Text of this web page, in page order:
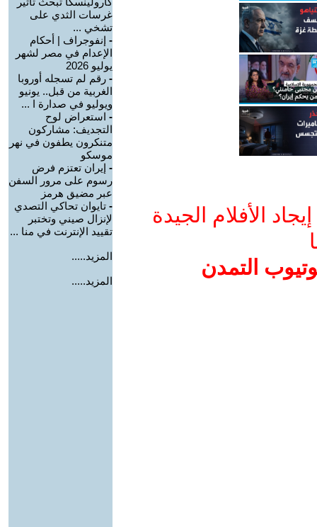
الأفلام الجيدة
التمدن
غرسات الثدي على
تشخي ...
- إنفوجراف | أحكام
الإعدام في مصر لشهر
يوليو 2026
- رقم لم تسجله أوروبا
الغربية من قبل.. يونيو
ويوليو في صدارة ا ...
- استعراض لوح
التجديف: مشاركون
متنكرون يطفون في نهر
موسكو
- إيران تعتزم فرض
رسوم على مرور السفن
عبر مضيق هرمز
- تايوان تحاكي التصدي
لإنزال صيني وتختبر
تقييد الإنترنت في منا ...
المزيد.....
المزيد.....